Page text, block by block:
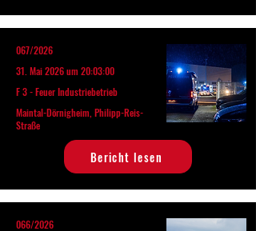
067/2026
31. Mai 2026 um 20:03:00
F 3 - Feuer Industriebetrieb
Maintal-Dörnigheim, Philipp-Reis-
Straße
Bericht lesen
066/2026